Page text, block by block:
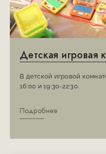
Детская игровая
В детской игровой
16:00 и 19:30-22:30.
Подробнее